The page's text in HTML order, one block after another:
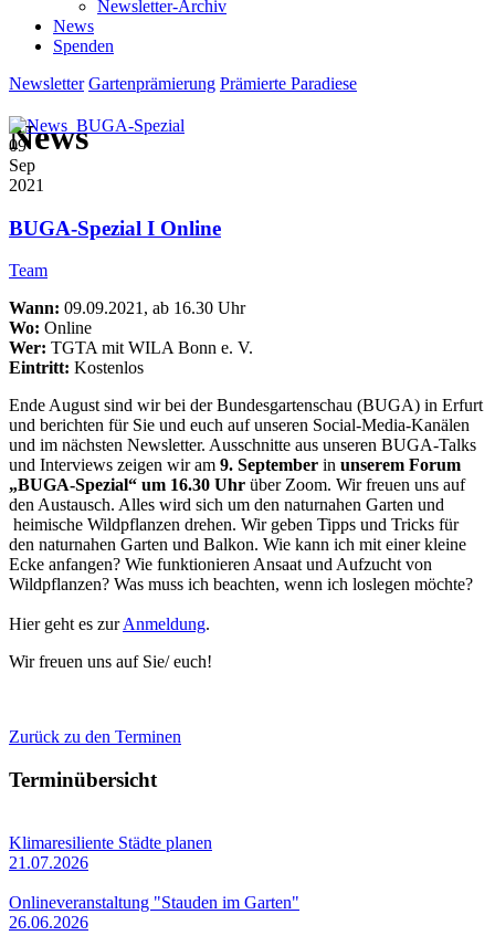
Newsletter-Archiv
News
Spenden
Newsletter Gartenprämierung Prämierte Paradiese
News
09
Sep
2021
BUGA-Spezial I Online
Team
Wann: 09.09.2021, ab 16.30 Uhr
Wo: Online
Wer: TGTA mit WILA Bonn e. V.
Eintritt: Kostenlos
Ende August sind wir bei der Bundesgartenschau (BUGA) in Erfurt
und berichten für Sie und euch auf unseren Social-Media-Kanälen
und im nächsten Newsletter. Ausschnitte aus unseren BUGA-Talks
und Interviews zeigen wir am 9. September in unserem Forum
„BUGA-Spezial“ um 16.30 Uhr über Zoom. Wir freuen uns auf
den Austausch. Alles wird sich um den naturnahen Garten und
heimische Wildpflanzen drehen. Wir geben Tipps und Tricks für
den naturnahen Garten und Balkon. Wie kann ich mit einer kleine
Ecke anfangen? Wie funktionieren Ansaat und Aufzucht von
Wildpflanzen? Was muss ich beachten, wenn ich loslegen möchte?
Hier geht es zurAnmeldung.
Wir freuen uns auf Sie/ euch!
Zurück zu den Terminen
Terminübersicht
Klimaresiliente Städte planen
21.07.2026
Onlineveranstaltung "Stauden im Garten"
26.06.2026